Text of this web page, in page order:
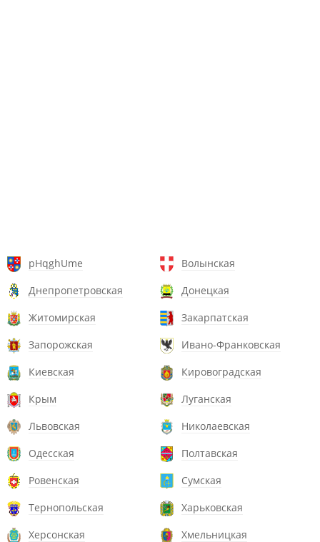
pHqghUme
Волынская
Днепропетровская
Донецкая
Житомирская
Закарпатская
Запорожская
Ивано-Франковская
Киевская
Кировоградская
Крым
Луганская
Львовская
Николаевская
Одесская
Полтавская
Ровенская
Сумская
Тернопольская
Харьковская
Херсонская
Хмельницкая